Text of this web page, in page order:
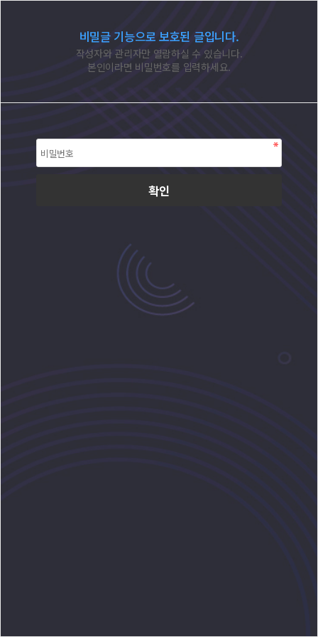
비밀글 기능으로 보호된 글입니다.
작성자와 관리자만 열람하실 수 있습니다.
본인이라면 비밀번호를 입력하세요.